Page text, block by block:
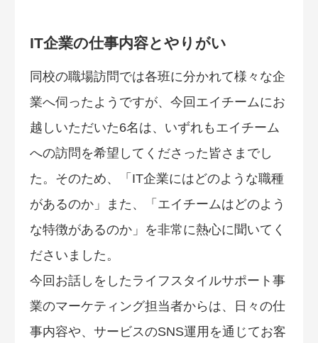
IT企業の仕事内容とやりがい
同校の職場訪問では各班に分かれて様々な企
業へ伺ったようですが、今回エイチームにお
越しいただいた6名は、いずれもエイチーム
への訪問を希望してくださった皆さまでし
た。そのため、「IT企業にはどのような職種
があるのか」また、「エイチームはどのよう
な特徴があるのか」を非常に熱心に聞いてく
ださいました。
今回お話しをしたライフスタイルサポート事
業のマーケティング担当者からは、日々の仕
事内容や、サービスのSNS運用を通じてお客